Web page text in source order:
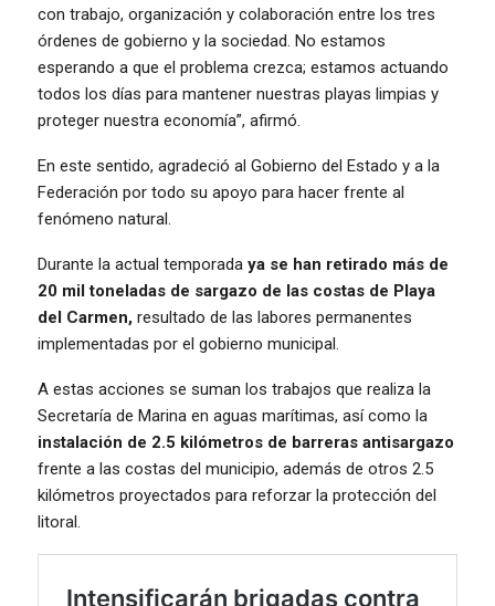
con trabajo, organización y colaboración entre los tres
órdenes de gobierno y la sociedad. No estamos
esperando a que el problema crezca; estamos actuando
todos los días para mantener nuestras playas limpias y
proteger nuestra economía”, afirmó.
En este sentido, agradeció al Gobierno del Estado y a la
Federación por todo su apoyo para hacer frente al
fenómeno natural.
Durante la actual temporada ya se han retirado más de
20 mil toneladas de sargazo de las costas de Playa
del Carmen, resultado de las labores permanentes
implementadas por el gobierno municipal.
A estas acciones se suman los trabajos que realiza la
Secretaría de Marina en aguas marítimas, así como la
instalación de 2.5 kilómetros de barreras antisargazo
frente a las costas del municipio, además de otros 2.5
kilómetros proyectados para reforzar la protección del
litoral.